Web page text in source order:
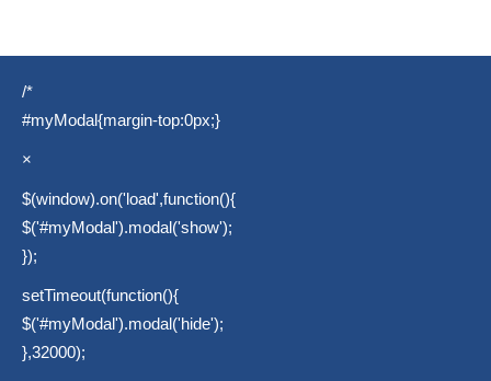
/*
#myModal{margin-top:0px;}
×
$(window).on('load',function(){
$('#myModal').modal('show');
});
setTimeout(function(){
$('#myModal').modal('hide');
},32000);